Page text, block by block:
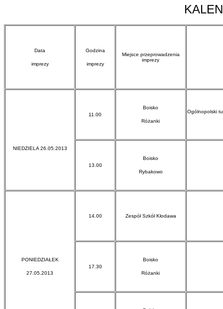
Data
imprezy
Godzina
imprezy
Miejsce przeprowadzenia
imprezy
NIEDZIELA 26.05.2013
11.00
Boisko
Różanki
Ogólnopolski
13.00
Boisko
Rybakowo
PONIEDZIAŁEK
27.05.2013
14.00 Zespół Szkół Kłodawa
17.30
Boisko
Różanki